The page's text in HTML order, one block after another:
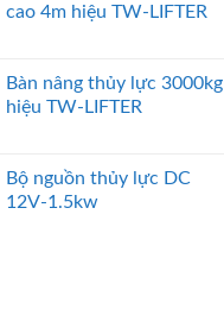
cao 4m hiệu TW-LIFTER
Bàn nâng thủy lực 3000kg
hiệu TW-LIFTER
Bộ nguồn thủy lực DC
12V-1.5kw